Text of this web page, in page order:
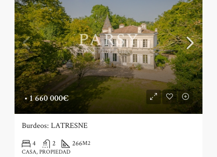
•1 660 000€
Burdeos: LATRESNE
4 2 266M2
CASA, PROPIEDAD